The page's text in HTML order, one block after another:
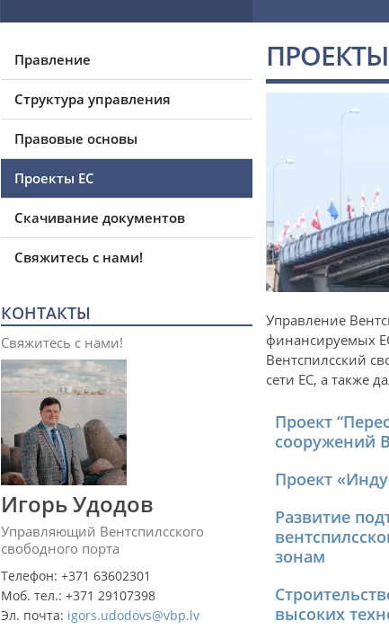
Правление
Структура управления
Правовые основы
Проекты ЕС
Скачивание документов
Свяжитесь с нами!
КОНТАКТЫ
Свяжитесь с нами!
Игорь Удодов
Управляющий Вентспилсского
свободного порта
Телефон: +371 63602301
Моб. тел.: +371 29107398
Эл. почта: igors.udodovs@vbp.lv
Управление
финансируемых
Вентспилсский
сети ЕС, а также
Проект
сооружений
Проект
Развитие
зонам
высоких